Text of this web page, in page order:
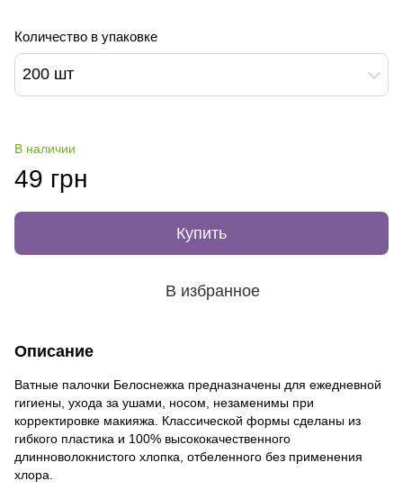
Количество в упаковке
200 шт
В наличии
49 грн
Купить
В избранное
Описание
Ватные палочки Белоснежка предназначены для ежедневной
гигиены, ухода за ушами, носом, незаменимы при
корректировке макияжа. Классической формы сделаны из
гибкого пластика и 100% высококачественного
длинноволокнистого хлопка, отбеленного без применения
хлора.